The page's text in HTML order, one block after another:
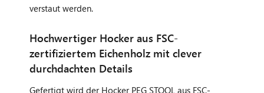
verstaut werden.
Hochwertiger Hocker aus FSC-
zertifiziertem Eichenholz mit clever
durchdachten Details
Gefertigt wird der Hocker PEG STOOL aus FSC-